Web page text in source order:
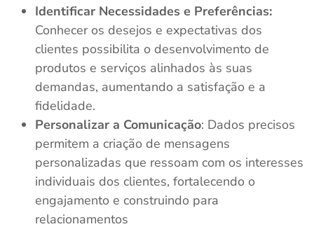
Identificar Necessidades e Preferências:
Conhecer os desejos e expectativas dos
clientes possibilita o desenvolvimento de
produtos e serviços alinhados às suas
demandas, aumentando a satisfação e a
fidelidade.
Personalizar a Comunicação: Dados precisos
permitem a criação de mensagens
personalizadas que ressoam com os interesses
individuais dos clientes, fortalecendo o
engajamento e construindo para
relacionamentos